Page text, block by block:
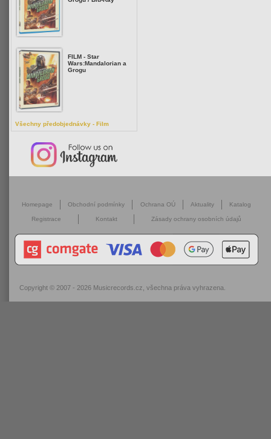
FILM - Star
Wars:Mandalorian a
Grogu
Všechny předobjednávky - Film
Homepage Obchodní podmínky Ochrana OÚ Aktuality Katalog
Registrace Kontakt Zásady ochrany osobních údajů
Copyright © 2007 - 2026 Musicrecords.cz , všechna práva vyhrazena.